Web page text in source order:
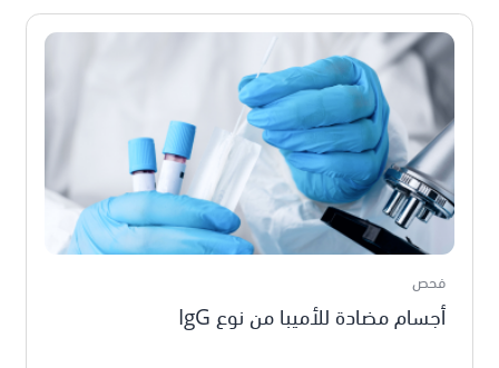
فحص
أجسام مضادة للأميبا من نوع IgG